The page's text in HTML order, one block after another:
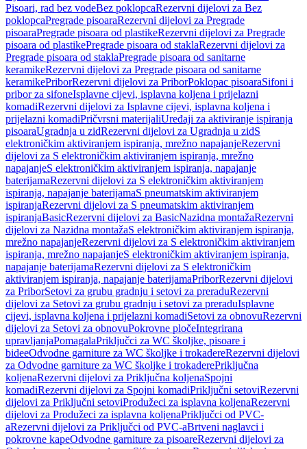
Pisoari, rad bez vodeBez poklopcaRezervni dijelovi za Bez
poklopcaPregrade pisoaraRezervni dijelovi za Pregrade
pisoaraPregrade pisoara od plastikeRezervni dijelovi za Pregrade
pisoara od plastikePregrade pisoara od staklaRezervni dijelovi za
Pregrade pisoara od staklaPregrade pisoara od sanitarne
keramikeRezervni dijelovi za Pregrade pisoara od sanitarne
keramikePriborRezervni dijelovi za PriborPoklopac pisoaraSifoni i
pribor za sifoneIsplavne cijevi, isplavna koljena i prijelazni
komadiRezervni dijelovi za Isplavne cijevi, isplavna koljena i
prijelazni komadiPričvrsni materijaliUređaji za aktiviranje ispiranja
pisoaraUgradnja u zidRezervni dijelovi za Ugradnja u zidS
elektroničkim aktiviranjem ispiranja, mrežno napajanjeRezervni
dijelovi za S elektroničkim aktiviranjem ispiranja, mrežno
napajanjeS elektroničkim aktiviranjem ispiranja, napajanje
baterijamaRezervni dijelovi za S elektroničkim aktiviranjem
ispiranja, napajanje baterijamaS pneumatskim aktiviranjem
ispiranjaRezervni dijelovi za S pneumatskim aktiviranjem
ispiranjaBasicRezervni dijelovi za BasicNazidna montažaRezervni
dijelovi za Nazidna montažaS elektroničkim aktiviranjem ispiranja,
mrežno napajanjeRezervni dijelovi za S elektroničkim aktiviranjem
ispiranja, mrežno napajanjeS elektroničkim aktiviranjem ispiranja,
napajanje baterijamaRezervni dijelovi za S elektroničkim
aktiviranjem ispiranja, napajanje baterijamaPriborRezervni dijelovi
za PriborSetovi za grubu gradnju i setovi za preraduRezervni
dijelovi za Setovi za grubu gradnju i setovi za preraduIsplavne
cijevi, isplavna koljena i prijelazni komadiSetovi za obnovuRezervni
dijelovi za Setovi za obnovuPokrovne pločeIntegrirana
upravljanjaPomagalaPriključci za WC školjke, pisoare i
bideeOdvodne garniture za WC školjke i trokadereRezervni dijelovi
za Odvodne garniture za WC školjke i trokaderePriključna
koljenaRezervni dijelovi za Priključna koljenaSpojni
komadiRezervni dijelovi za Spojni komadiPriključni setoviRezervni
dijelovi za Priključni setoviProdužeci za isplavna koljenaRezervni
dijelovi za Produžeci za isplavna koljenaPriključci od PVC-
aRezervni dijelovi za Priključci od PVC-aBrtveni naglavci i
pokrovne kapeOdvodne garniture za pisoareRezervni dijelovi za